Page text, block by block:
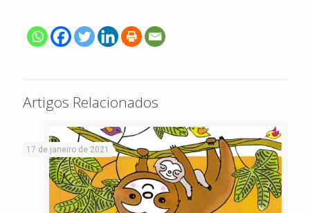
Artigos Relacionados
17 de janeiro de 2021